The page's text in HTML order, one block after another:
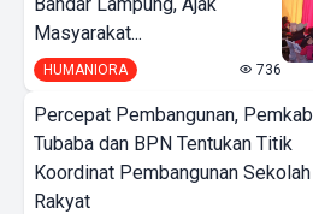
Masyarakat...
HUMANIORA 736
Percepat Pembangunan, Pemkab
Tubaba dan BPN Tentukan Titik
Koordinat Pembangunan Sekolah
Rakyat